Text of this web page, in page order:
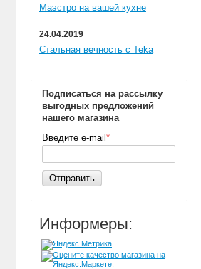
Маэстро на вашей кухне
24.04.2019
Стальная вечность с Teka
Подписаться на рассылку
выгодных предложений
нашего магазина
Введите e-mail *
Отправить
Информеры: